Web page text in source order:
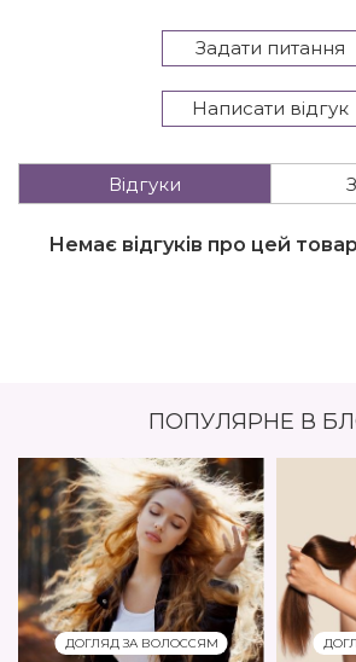
Задати питання
Написати відгук
Відгуки
Немає відгуків про цей
ПОПУЛЯРНЕ В
ДОГЛЯД ЗА ВОЛОССЯМ